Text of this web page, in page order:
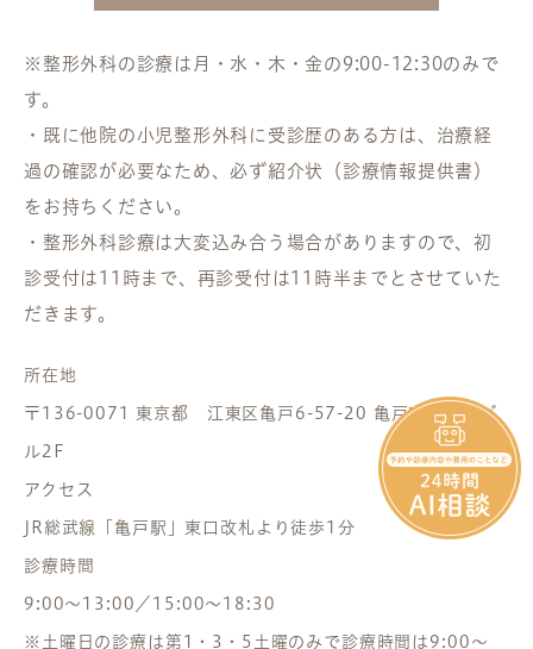
※整形外科の診療は月・水・木・金の9:00-12:30のみで
す。
・既に他院の小児整形外科に受診歴のある方は、治療経
過の確認が必要なため、必ず紹介状（診療情報提供書）
をお持ちください。
・整形外科診療は大変込み合う場合がありますので、初
診受付は11時まで、再診受付は11時半までとさせていた
だきます。
所在地
〒136-0071 東京都 江東区亀戸6-57-20 亀戸東口駅前ビ
ル2F
アクセス
JR総武線「亀戸駅」東口改札より徒歩1分
診療時間
9:00～13:00／15:00～18:30
※土曜日の診療は第1・3・5土曜のみで診療時間は9:00～